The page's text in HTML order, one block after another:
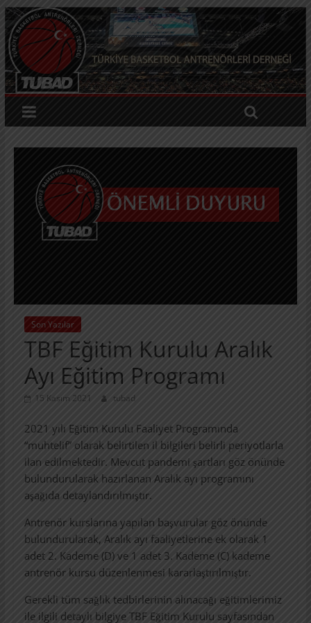
Son Yazılar
TBF Eğitim Kurulu Aralık
Ayı Eğitim Programı
15 Kasım 2021 tubad
2021 yılı Eğitim Kurulu Faaliyet Programında
“muhtelif” olarak belirtilen il bilgileri belirli periyotlarla
ilan edilmektedir. Mevcut pandemi şartları göz önünde
bulundurularak hazırlanan Aralık ayı programını
aşağıda detaylandırılmıştır.
Antrenör kurslarına yapılan başvurular göz önünde
bulundurularak, Aralık ayı faaliyetlerine ek olarak 1
adet 2. Kademe (D) ve 1 adet 3. Kademe (C) kademe
antrenör kursu düzenlenmesi kararlaştırılmıştır.
Gerekli tüm sağlık tedbirlerinin alınacağı eğitimlerimiz
ile ilgili detaylı bilgiye TBF Eğitim Kurulu sayfasından